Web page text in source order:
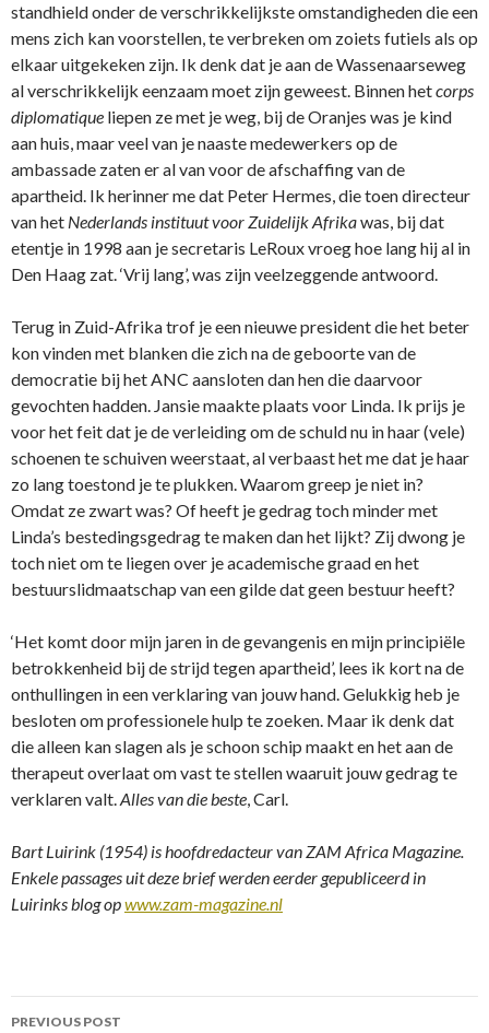
standhield onder de verschrikkelijkste omstandigheden die een
mens zich kan voorstellen, te verbreken om zoiets futiels als op
elkaar uitgekeken zijn. Ik denk dat je aan de Wassenaarseweg
al verschrikkelijk eenzaam moet zijn geweest. Binnen hetcorps
diplomatique liepen ze met je weg, bij de Oranjes was je kind
aan huis, maar veel van je naaste medewerkers op de
ambassade zaten er al van voor de afschaffing van de
apartheid. Ik herinner me dat Peter Hermes, die toen directeur
van het Nederlands instituut voor Zuidelijk Afrikawas, bij dat
etentje in 1998 aan je secretaris LeRoux vroeg hoe lang hij al in
Den Haag zat. ‘Vrij lang’, was zijn veelzeggende antwoord.
Terug in Zuid-Afrika trof je een nieuwe president die het beter
kon vinden met blanken die zich na de geboorte van de
democratie bij het ANC aansloten dan hen die daarvoor
gevochten hadden. Jansie maakte plaats voor Linda. Ik prijs je
voor het feit dat je de verleiding om de schuld nu in haar (vele)
schoenen te schuiven weerstaat, al verbaast het me dat je haar
zo lang toestond je te plukken. Waarom greep je niet in?
Omdat ze zwart was? Of heeft je gedrag toch minder met
Linda’s bestedingsgedrag te maken dan het lijkt? Zij dwong je
toch niet om te liegen over je academische graad en het
bestuurslidmaatschap van een gilde dat geen bestuur heeft?
‘Het komt door mijn jaren in de gevangenis en mijn principiële
betrokkenheid bij de strijd tegen apartheid’, lees ik kort na de
onthullingen in een verklaring van jouw hand. Gelukkig heb je
besloten om professionele hulp te zoeken. Maar ik denk dat
die alleen kan slagen als je schoon schip maakt en het aan de
therapeut overlaat om vast te stellen waaruit jouw gedrag te
verklaren valt.Alles van die beste, Carl.
Bart Luirink (1954) is hoofdredacteur van ZAM Africa Magazine.
Enkele passages uit deze brief werden eerder gepubliceerd in
Luirinks blog opwww.zam-magazine.nl
Post
PREVIOUS POST